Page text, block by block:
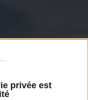
privée est